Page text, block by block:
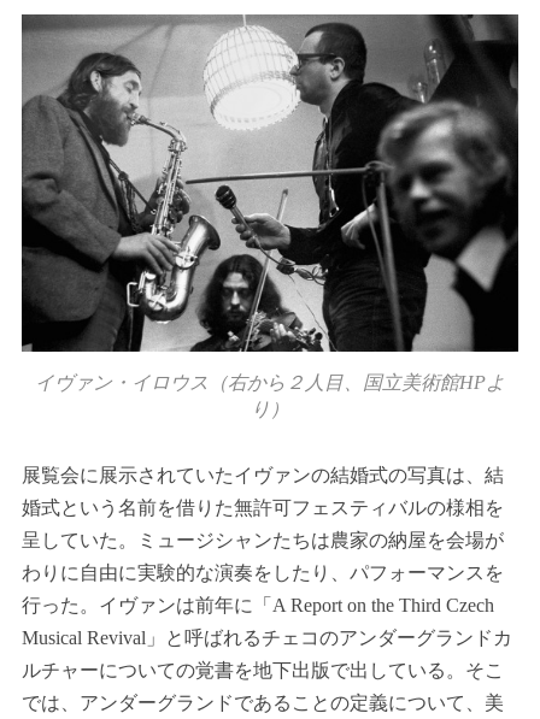
イヴァン・イロウス（右から２人目、国立美術館HPよ
り）
展覧会に展示されていたイヴァンの結婚式の写真は、結
婚式という名前を借りた無許可フェスティバルの様相を
呈していた。ミュージシャンたちは農家の納屋を会場が
わりに自由に実験的な演奏をしたり、パフォーマンスを
行った。イヴァンは前年に「A Report on the Third Czech
Musical Revival」と呼ばれるチェコのアンダーグランドカ
ルチャーについての覚書を地下出版で出している。そこ
では、アンダーグランドであることの定義について、美